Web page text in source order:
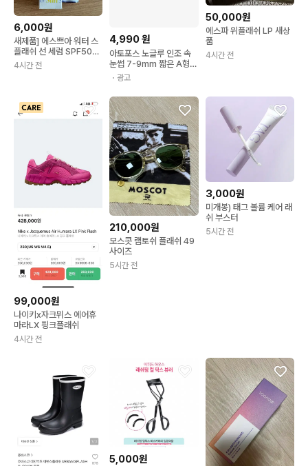
6,000원
새제품] 에스쁘아 워터 스
플래쉬 선 세럼 SPF50+
PA+++
4시간 전
4,990원
아토포스 노글루 인조 속
눈썹 7-9mm 짧은 A형
아이돌 속눈썹 풀 필요없
음 원터치 10줄 대용량
・광고
50,000원
에스파 위플래쉬 LP 새상
품
4시간 전
99,000원
나이키x자크뮈스 에어휴
마라LX 핑크플래쉬
4시간 전
210,000원
모스콧 램토쉬 플래쉬 49
사이즈
5시간 전
3,000원
미개봉) 태그 볼륨 케어 래
쉬 부스터
5시간 전
5,000원